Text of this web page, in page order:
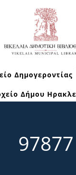
Δημογεροντίας
Δήμου
97877